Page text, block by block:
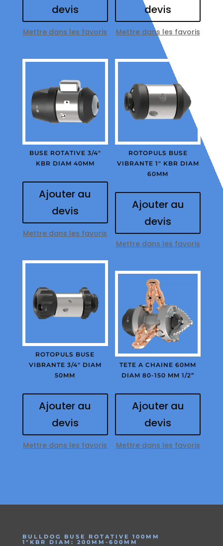
devis
Mettre dans les favoris
devis
Mettre dans les favoris
BUSE ROTATIVE 3/4″
KBR DIAM 40MM
Ajouter au
devis
Mettre dans les favoris
ROTOPULS BUSE
VIBRANTE 1″ KBR DIAM
60MM
Ajouter au
devis
Mettre dans les favoris
ROTOPULS BUSE
VIBRANTE 3/4″ DIAM
50MM
Ajouter au
devis
Mettre dans les favoris
TETE A CHAINE 60MM
DIAM 80-150 MM 1/2”
Ajouter au
devis
Mettre dans les favoris
BULLDOG BUSE ROTATIVE 100MM
1″KBR DIAM: 200MM-600MM